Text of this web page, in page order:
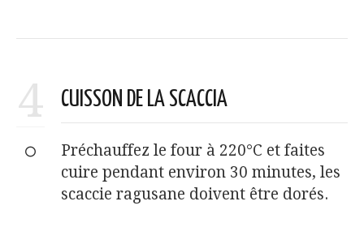
4 CUISSON DE LA SCACCIA
Préchauffez le four à 220°C et faites
cuire pendant environ 30 minutes, les
scaccie ragusane doivent être dorés.